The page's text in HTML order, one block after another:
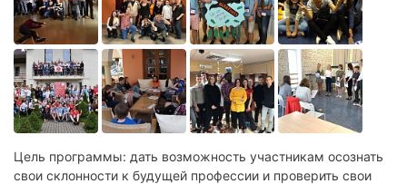
Цель программы: дать возможность участникам осознать
свои склонности к будущей профессии и проверить свои